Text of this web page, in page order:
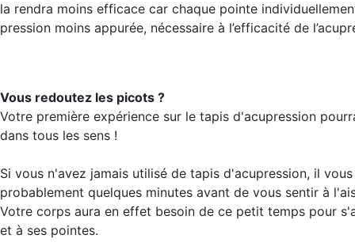
la rendra moins efficace car chaque pointe
pression moins appurée, nécessaire à l’efficacité de
Vous redoutez les picots ?
Votre première expérience sur le tapis d'acupression
dans tous les sens !
Si vous n'avez jamais utilisé de tapis d'acupression, il
probablement quelques minutes avant de vous sentir à
Votre corps aura en effet besoin de ce petit temps pour
et à ses pointes.